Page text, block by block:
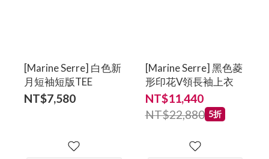
[Marine Serre] 白色新
月短袖短版TEE
NT$7,580
[Marine Serre] 黑色菱
形印花V領長袖上衣
NT$11,440
NT$22,880 5折